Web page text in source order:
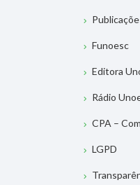
Funoesc
Editora
Rádio
CPA –
LGPD